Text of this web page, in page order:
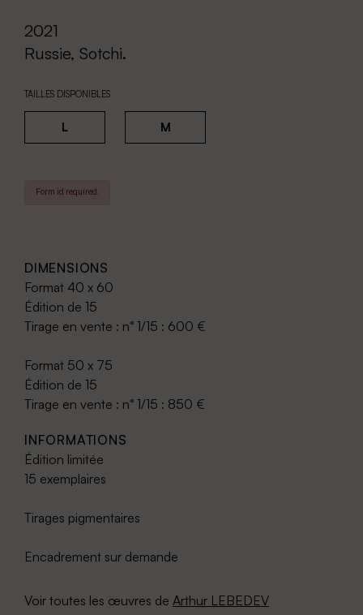
2021
Russie, Sotchi.
TAILLES DISPONIBLES
L M
Form id required.
DIMENSIONS
Format 40 x 60
Édition de 15
Tirage en vente : n° 1/15 : 600 €
Format 50 x 75
Édition de 15
Tirage en vente : n° 1/15 : 850 €
INFORMATIONS
Édition limitée
15 exemplaires
Tirages pigmentaires
Encadrement sur demande
Voir toutes les œuvres de Arthur LEBEDEV